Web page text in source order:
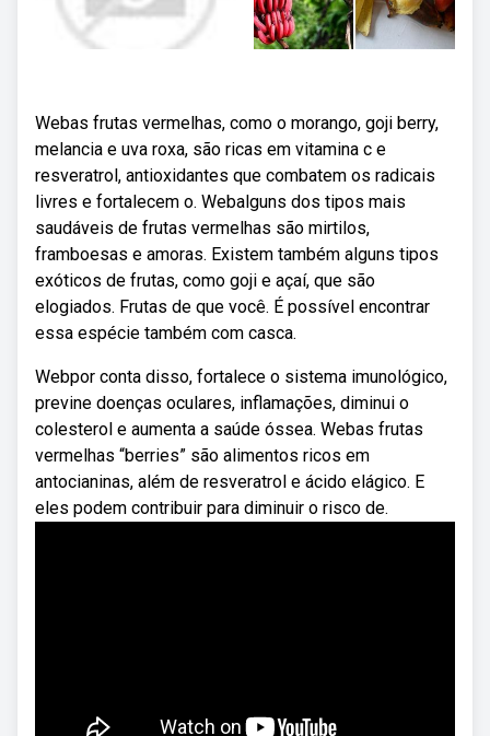
Webas frutas vermelhas, como o morango, goji berry,
melancia e uva roxa, são ricas em vitamina c e
resveratrol, antioxidantes que combatem os radicais
livres e fortalecem o. Webalguns dos tipos mais
saudáveis de frutas vermelhas são mirtilos,
framboesas e amoras. Existem também alguns tipos
exóticos de frutas, como goji e açaí, que são
elogiados. Frutas de que você. É possível encontrar
essa espécie também com casca.
Webpor conta disso, fortalece o sistema imunológico,
previne doenças oculares, inflamações, diminui o
colesterol e aumenta a saúde óssea. Webas frutas
vermelhas “berries” são alimentos ricos em
antocianinas, além de resveratrol e ácido elágico. E
eles podem contribuir para diminuir o risco de.